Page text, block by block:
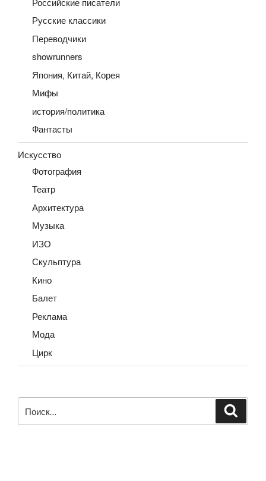
Русские классики
Переводчики
showrunners
Япония, Китай, Корея
Мифы
история/политика
Фантасты
Искусство
Фотография
Театр
Архитектура
Музыка
ИЗО
Скульптура
Кино
Балет
Реклама
Мода
Цирк